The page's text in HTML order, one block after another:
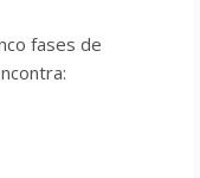
fases de